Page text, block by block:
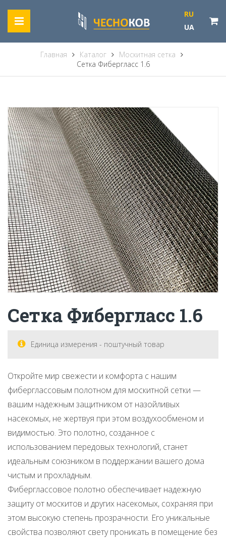
RU
UA
Главная Каталог
Москитная сетка
Сетка Фибергласс 1.6
Сетка Фибергласс 1.6
Единица измерения - поштучный товар
Откройте мир свежести и комфорта с нашим
фиберглассовым полотном для москитной сетки —
вашим надежным защитником от назойливых
насекомых, не жертвуя при этом воздухообменом и
видимостью. Это полотно, созданное с
использованием передовых технологий, станет
идеальным союзником в поддержании вашего дома
чистым и прохладным.
Фиберглассовое полотно обеспечивает надежную
защиту от москитов и других насекомых, сохраняя при
этом высокую степень прозрачности. Его уникальные
свойства позволяют свету проникать в помещение без